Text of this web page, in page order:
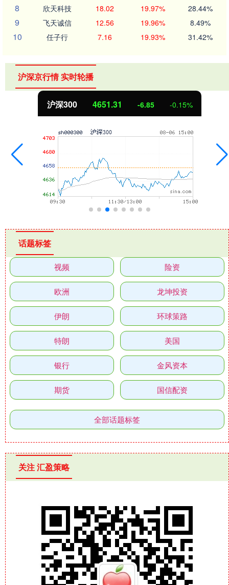
8 欣天科技 18.02 19.97% 28.44%
9 飞天诚信 12.56 19.96% 8.49%
10 任子行 7.16 19.93% 31.42%
沪深京行情 实时轮播
沪深300 4651.31 -6.85 -0.15%
话题标签
视频 险资
欧洲 龙坤投资
伊朗 环球策路
特朗 美国
银行 金风资本
期货 国信配资
全部话题标签
关注 汇盈策略